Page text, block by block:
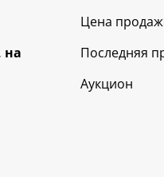
на
Цена
Последняя
Аукцион